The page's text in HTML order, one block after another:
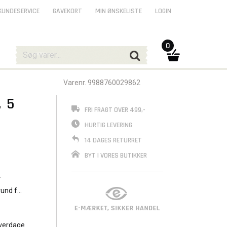
Varenr. 9988760029862
5
for
FRI FRAGT OVER 499,-
HURTIG LEVERING
14 DAGES RETURRET
BYT I VORES BUTIKKER
GAVEKORT MIN ØNSKELISTE LOGIN
0